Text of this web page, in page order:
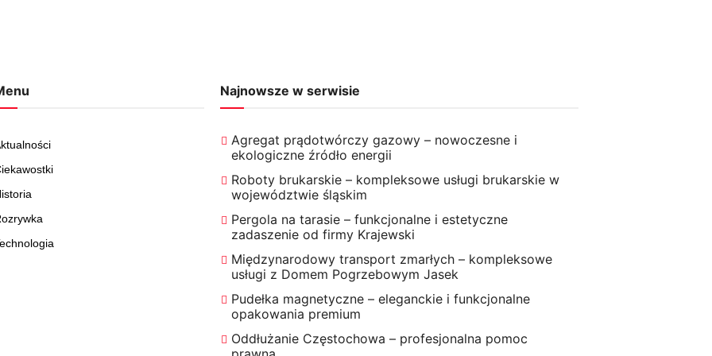
Najnowsze w serwisie
Agregat prądotwórczy gazowy – nowoczesne i
ekologiczne źródło energii
Roboty brukarskie – kompleksowe usługi brukarskie w
województwie śląskim
Pergola na tarasie – funkcjonalne i estetyczne
zadaszenie od firmy Krajewski
Międzynarodowy transport zmarłych – kompleksowe
usługi z Domem Pogrzebowym Jasek
Pudełka magnetyczne – eleganckie i funkcjonalne
opakowania premium
Oddłużanie Częstochowa – profesjonalna pomoc